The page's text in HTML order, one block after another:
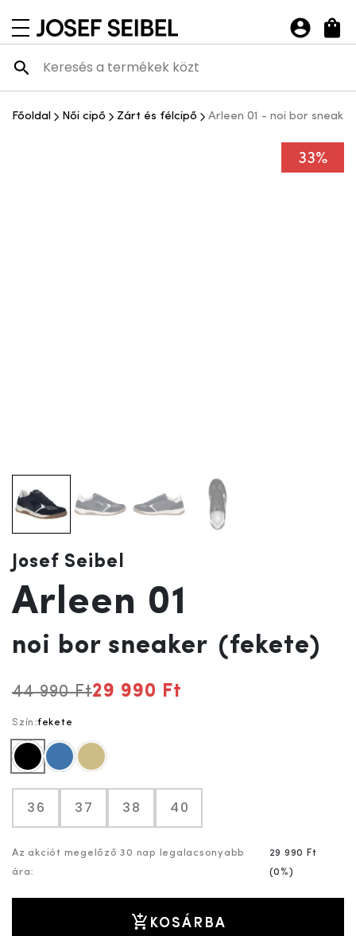
navigációs menü megnyitása
Josef Seibel Webshop
Főoldal Női cipő Zárt és félcipő Arleen 01 - noi bor sneaker
33%
Josef Seibel
Arleen 01
noi bor sneaker (fekete)
44 990 Ft29 990 Ft
Szín:fekete
feketekék drapp
36 37 38 40
Az akciót megelőző 30 nap legalacsonyabb
ára:
29 990 Ft
(0%)
KOSÁRBA